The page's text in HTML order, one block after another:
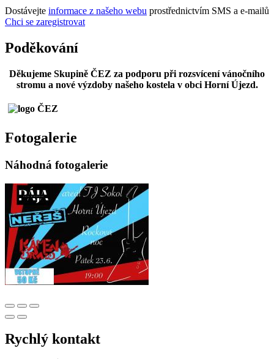
Dostávejte informace z našeho webu prostřednictvím SMS a e-mailů
Chci se zaregistrovat
Poděkování
Děkujeme Skupině ČEZ za podporu při rozsvícení vánočního
stromu a nové výzdoby našeho kostela v obci Horní Újezd.
Fotogalerie
Náhodná fotogalerie
Rychlý kontakt